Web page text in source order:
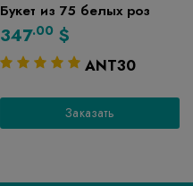
Букет из 75 белых роз
347.00 $
ANT30
Заказать